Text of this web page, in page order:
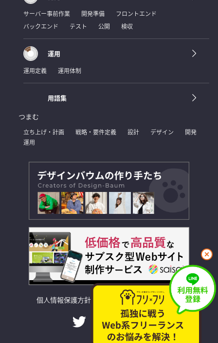
閉
じ
る
サーバー事前作業 開発準備
フロントエンド
バックエンド
テスト 公開 検収
運用
運用定義 運用体制
用語集
つまむ
立ち上げ・計画 戦略・要件定義 設計 デザイン
開発
運用
個人情報保護方針 利用規約 お問い合わせ